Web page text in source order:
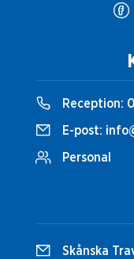
Reception:
E-post:
Personal
Skånska